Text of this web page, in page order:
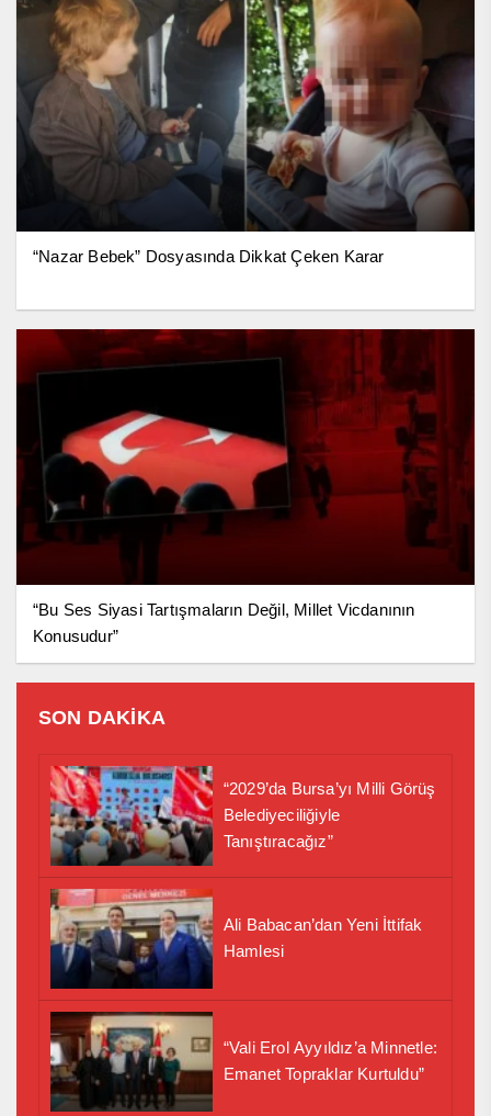
“Nazar Bebek” Dosyasında Dikkat Çeken Karar
“Bu Ses Siyasi Tartışmaların Değil, Millet Vicdanının
Konusudur”
SON DAKİKA
“2029’da Bursa’yı Milli Görüş
Belediyeciliğiyle
Tanıştıracağız”
Ali Babacan’dan Yeni İttifak
Hamlesi
“Vali Erol Ayyıldız’a Minnetle:
Emanet Topraklar Kurtuldu”